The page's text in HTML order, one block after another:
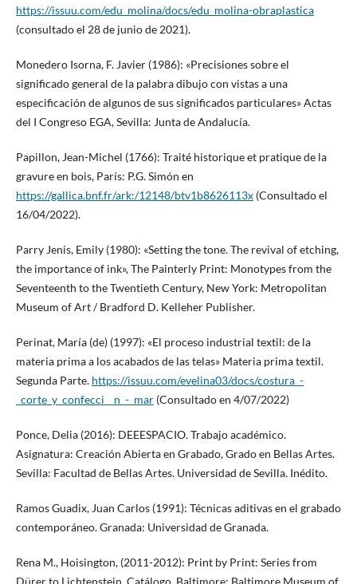
https://issuu.com/edu_molina/docs/edu_molina-obraplastica
(consultado el 28 de junio de 2021).
Monedero Isorna, F. Javier (1986): «Precisiones sobre el
significado general de la palabra dibujo con vistas a una
especificación de algunos de sus significados particulares» Actas
del I Congreso EGA, Sevilla: Junta de Andalucía.
Papillon, Jean-Michel (1766): Traité historique et pratique de la
gravure en bois, París: P.G. Simón en
https://gallica.bnf.fr/ark:/12148/btv1b8626113x(Consultado el
16/04/2022).
Parry Jenis, Emily (1980): «Setting the tone. The revival of etching,
the importance of ink», The Painterly Print: Monotypes from the
Seventeenth to the Twentieth Century, New York: Metropolitan
Museum of Art / Bradford D. Kelleher Publisher.
Perinat, María (de) (1997): «El proceso industrial textil: de la
materia prima a los acabados de las telas» Materia prima textil.
Segunda Parte. https://issuu.com/evelina03/docs/costura_-
_corte_y_confecci__n_-_mar(Consultado en 4/07/2022)
Ponce, Delia (2016): DEEESPACIO. Trabajo académico.
Asignatura: Creación Abierta en Grabado, Grado en Bellas Artes.
Sevilla: Facultad de Bellas Artes. Universidad de Sevilla. Inédito.
Ramos Guadix, Juan Carlos (1991): Técnicas aditivas en el grabado
contemporáneo. Granada: Universidad de Granada.
Rena M., Hoisington, (2011-2012): Print by Print: Series from